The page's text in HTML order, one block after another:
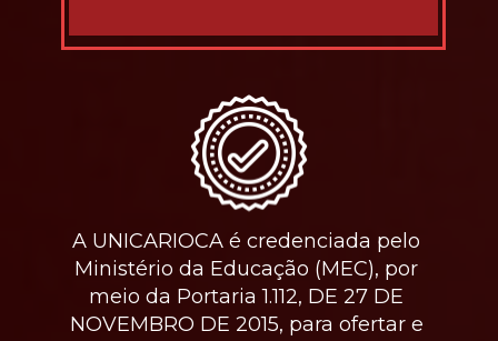
A UNICARIOCA é credenciada pelo
Ministério da Educação (MEC), por
meio da Portaria 1.112, DE 27 DE
NOVEMBRO DE 2015, para ofertar e